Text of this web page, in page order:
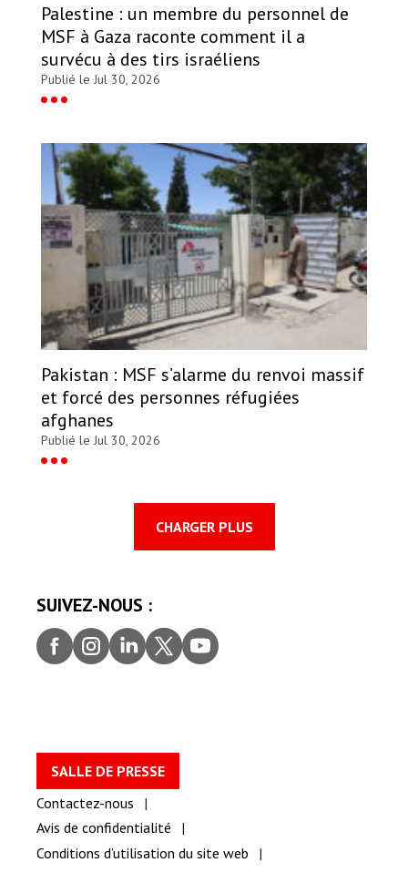
Palestine : un membre du personnel de
MSF à Gaza raconte comment il a
survécu à des tirs israéliens
Publié le Jul 30, 2026
Pakistan : MSF s’alarme du renvoi massif
et forcé des personnes réfugiées
afghanes
Publié le Jul 30, 2026
CHARGER PLUS
SUIVEZ-NOUS :
Faceb
ook
Insta
gram
Linke
dIn
Twitt
er
youtu
be
SALLE DE PRESSE
Contactez-nous
Avis de confidentialité
Conditions d’utilisation du site web